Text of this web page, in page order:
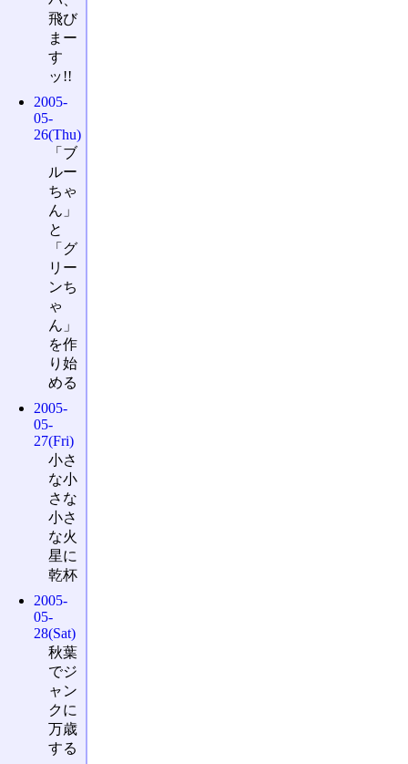
飛び
まー
す
ッ!!
2005-
05-
26(Thu)
「ブ
ルー
ちゃ
ん」
と
「グ
リー
ンち
ゃ
ん」
を作
り始
める
2005-
05-
27(Fri)
小さ
な小
さな
小さ
な火
星に
乾杯
2005-
05-
28(Sat)
秋葉
でジ
ャン
クに
万歳
する